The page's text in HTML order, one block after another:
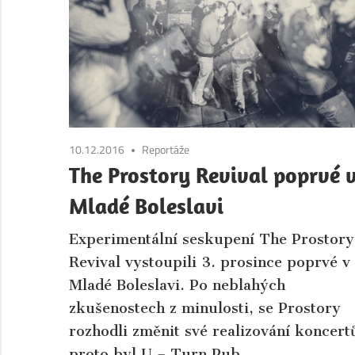
Boleslav.
Aktuální
informace
ze
společnosti
a
kultury
města
Mladá
Boleslav
a
okolí.
10.12.2016 Reportáže
The Prostory Revival poprvé
Mladé Boleslavi
Experimentální seskupení The Prostory
Revival vystoupili 3. prosince poprvé v
Mladé Boleslavi. Po neblahých
zkušenostech z minulosti, se Prostory
rozhodli změnit své realizování